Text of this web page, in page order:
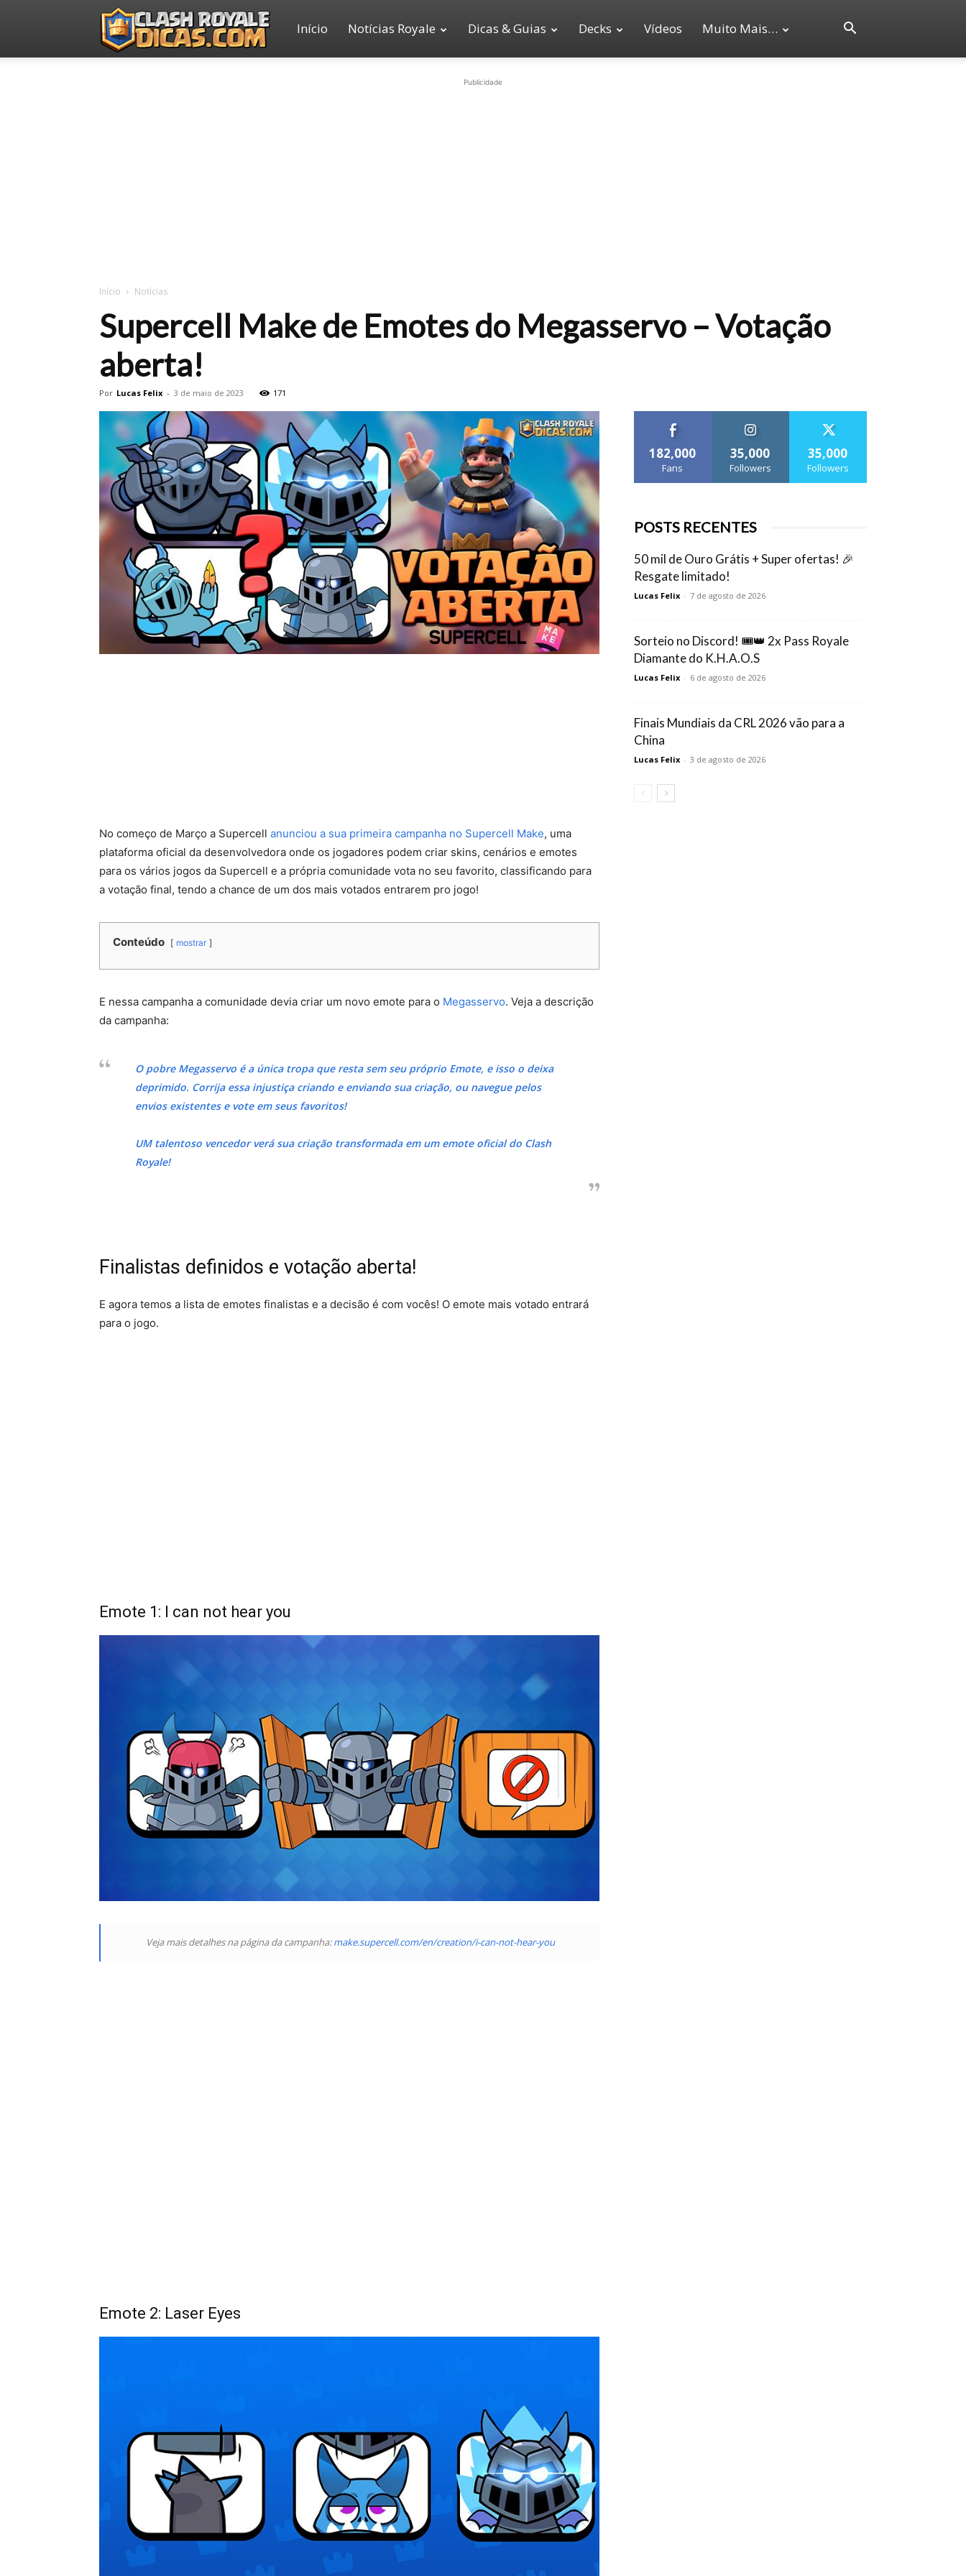
Clash
Início Notícias Royale Dicas & Guias Decks Vídeos Muito Mais…
Publicidade
Início Notícias
Supercell Make de Emotes do Megasservo – Votação
aberta!
Por Lucas Felix - 3 de maio de 2023 171
No começo de Março a Supercell anunciou a sua primeira campanha no Supercell Make, uma
plataforma oficial da desenvolvedora onde os jogadores podem criar skins, cenários e emotes
para os vários jogos da Supercell e a própria comunidade vota no seu favorito, classificando para
a votação final, tendo a chance de um dos mais votados entrarem pro jogo!
Conteúdo mostrar
E nessa campanha a comunidade devia criar um novo emote para o Megasservo. Veja a descrição
da campanha:
O pobre Megasservo é a única tropa que resta sem seu próprio Emote, e isso o deixa
deprimido. Corrija essa injustiça criando e enviando sua criação, ou navegue pelos
envios existentes e vote em seus favoritos!
UM talentoso vencedor verá sua criação transformada em um emote oficial do Clash
Royale!
Finalistas definidos e votação aberta!
E agora temos a lista de emotes finalistas e a decisão é com vocês! O emote mais votado entrará
para o jogo.
Emote 1: I can not hear you
Veja mais detalhes na página da campanha:make.supercell.com/en/creation/i-can-not-hear-you
Emote 2: Laser Eyes
182,000
Fans
35,000
Followers
35,000
Followers
POSTS RECENTES
50 mil de Ouro Grátis + Super ofertas! 🎉
Resgate limitado!
Lucas Felix - 7 de agosto de 2026
Sorteio no Discord! 🎟️👑 2x Pass Royale
Diamante do K.H.A.O.S
Lucas Felix - 6 de agosto de 2026
Finais Mundiais da CRL 2026 vão para a
China
Lucas Felix - 3 de agosto de 2026